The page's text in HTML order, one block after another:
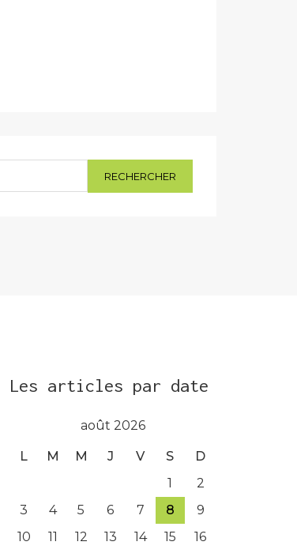
Les articles par date
août 2026
L M M J V S
D
1
2
3
4 5 6 7 8
9
10
11 12 13 14 15 16